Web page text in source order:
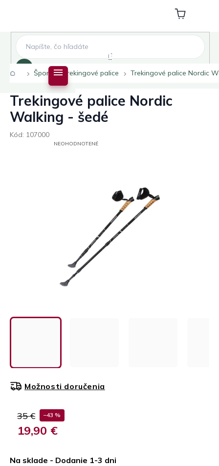
Hľadať
Nákupný
košík
Domov
Šport Trekingové palice Trekingové palice Nordic
Trekingové palice Nordic
Walking - šedé
Kód: 107000
PRIEMERNÉNEOHODNOTENÉ
35 € –43 %
19,90 €
cena:
Na sklade - Dodanie 1-3 dni
Možnosti doručenia